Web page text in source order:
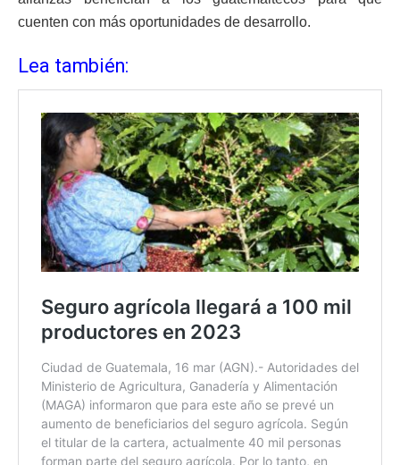
cuenten con más oportunidades de desarrollo.
Lea también: